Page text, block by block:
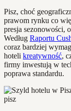
Pisz, choć
prawom rynku co
presja sezonowości,
Według Raportu
coraz bardziej
hoteli kreatywność,
firmy inwestują w
poprawa standardu.